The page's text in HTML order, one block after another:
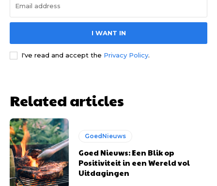
Subscription
plans
Subscription
plans
I WANT IN
I've read and accept the Privacy Policy.
Related articles
GoedNieuws
Goed Nieuws: Een Blik op
Positiviteit in een Wereld vol
Uitdagingen